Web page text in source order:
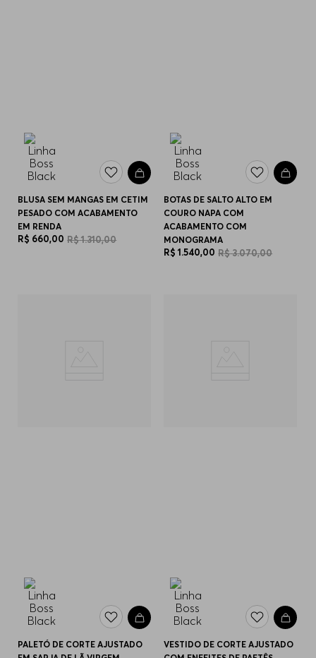
BLUSA SEM MANGAS EM CETIM
PESADO COM ACABAMENTO
EM RENDA
R$ 660,00 R$1.310,00
BOTAS DE SALTO ALTO EM
COURO NAPA COM
ACABAMENTO COM
MONOGRAMA
R$ 1.540,00 R$3.070,00
PALETÓ DE CORTE AJUSTADO
VESTIDO DE CORTE AJUSTADO